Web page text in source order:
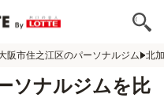
阪市住之江区のパーソナルジム 北
ソナルジムを比